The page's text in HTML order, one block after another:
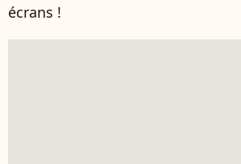
écrans !